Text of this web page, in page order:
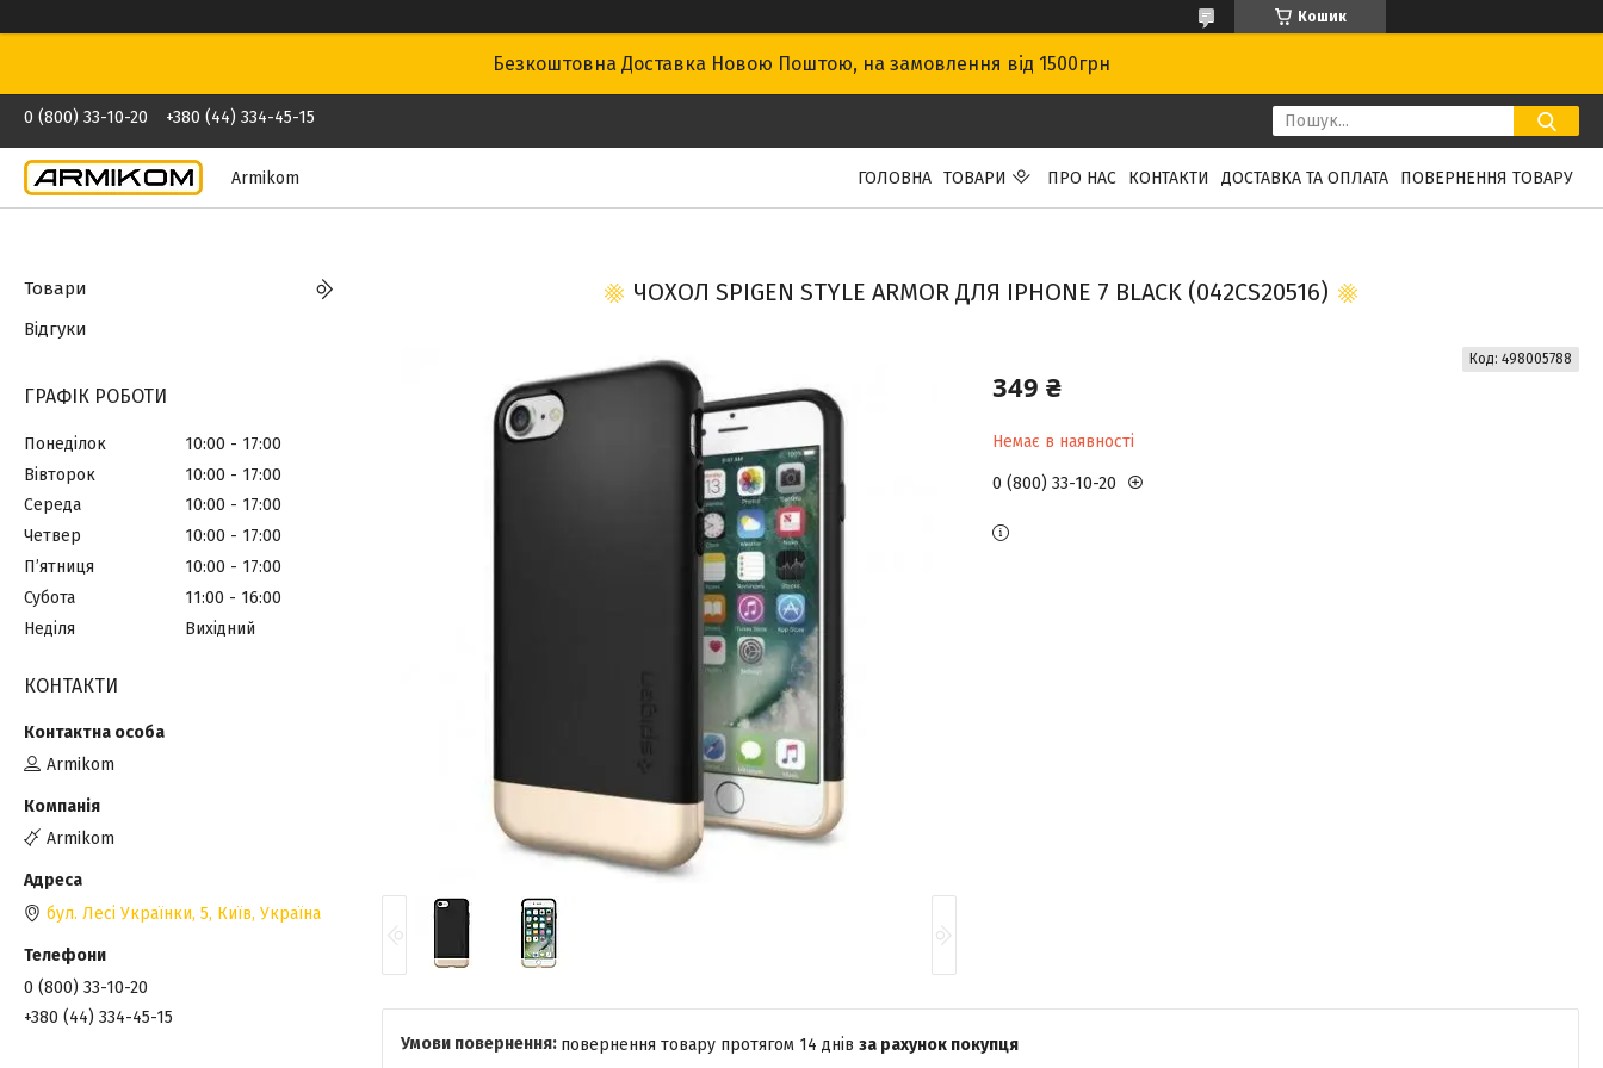
Кошик
Безкоштовна Доставка Новою Поштою, на замовлення від 1500грн
0 (800) 33-10-20 +380 (44) 334-45-15
Armikom ГОЛОВНА ТОВАРИ ПРО НАС КОНТАКТИ ДОСТАВКА ТА ОПЛАТА ПОВЕРНЕННЯ ТОВАРУ
ЧОХОЛ SPIGEN STYLE ARMOR ДЛЯ IPHONE 7 BLACK (042CS20516)
349 ₴
Немає в наявності
Код: 498005788
0 (800) 33-10-20
повернення товару протягом 14 днів за рахунок покупця
Товари
Відгуки
ГРАФІК РОБОТИ
Понеділок 10:00
17:00
Вівторок
10:00
17:00
Середа
10:00
17:00
Четвер
10:00
17:00
Пʼятниця
10:00
17:00
Субота
11:00
16:00
Неділя
Вихідний
КОНТАКТИ
Armikom
Armikom
бул. Лесі Українки, 5, Київ, Україна
0 (800) 33-10-20
+380 (44) 334-45-15